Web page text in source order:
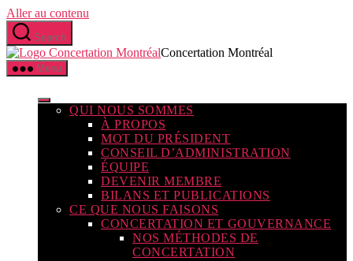
Aller au contenu
Search
Concertation Montréal
Menu
QUI NOUS SOMMES
À PROPOS
MOT DU PRÉSIDENT
CONSEIL D’ADMINISTRATION
ÉQUIPE
DEVENIR MEMBRE
BILANS ET PUBLICATIONS
CE QUE NOUS FAISONS
CONCERTATION ET GOUVERNANCE
NOS MÉTHODES DE
CONCERTATION